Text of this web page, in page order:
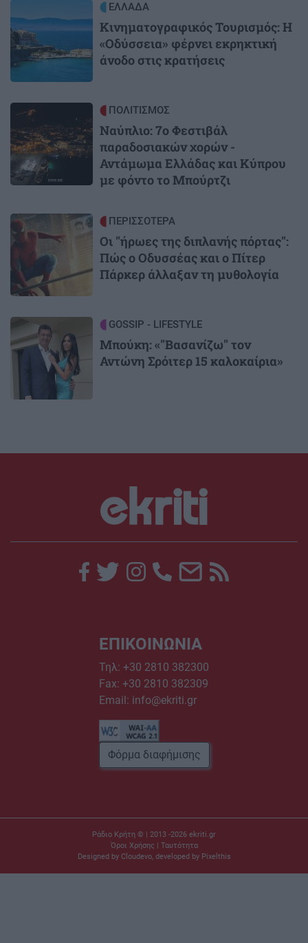
ΕΛΛΑΔΑ
Κινηματογραφικός Τουρισμός: Η
«Οδύσσεια» φέρνει εκρηκτική
άνοδο στις κρατήσεις
Image ΠΟΛΙΤΙΣΜΟΣ
Ναύπλιο: 7ο Φεστιβάλ
παραδοσιακών χορών -
Αντάμωμα Ελλάδας και Κύπρου
με φόντο το Μπούρτζι
Image ΠΕΡΙΣΣΟΤΕΡΑ
Οι "ήρωες της διπλανής πόρτας":
Πώς ο Οδυσσέας και ο Πίτερ
Πάρκερ άλλαξαν τη μυθολογία
Image GOSSIP - LIFESTYLE
Μπούκη: «"Βασανίζω" τον
Αντώνη Σρόιτερ 15 καλοκαίρια»
ΕΠΙΚΟΙΝΩΝΙΑ
Τηλ: +30 2810 382300
Fax: +30 2810 382309
Email: info@ekriti.gr
Φόρμα διαφήμισης
Ράδιο Κρήτη © | 2013 -2026 ekriti.gr
Όροι Χρήσης
Ταυτότητα
Designed by Cloudevo, developed by Pixelthis